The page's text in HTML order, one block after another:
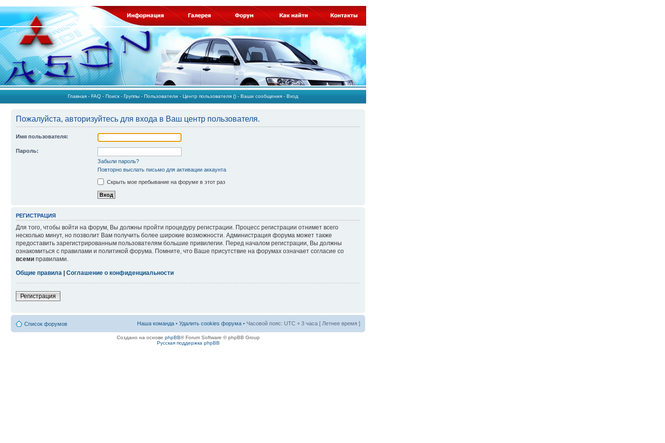
Главная - FAQ - Поиск - Группы - Пользователи - Центр пользователя () - Ваши сообщения - Вход
Пожалуйста, авторизуйтесь для входа в Ваш центр пользователя.
Имя пользователя:
Пароль:
Забыли пароль?
Повторно выслать письмо для активации аккаунта
Скрыть мое пребывание на форуме в этот раз
РЕГИСТРАЦИЯ
Для того, чтобы войти на форум, Вы должны пройти процедуру регистрации. Процесс регистрации отнимет всего
несколько минут, но позволит Вам получить более широкие возможности. Администрация форума может также
предоставить зарегистрированным пользователям большие привилегии. Перед началом регистрации, Вы должны
ознакомиться с правилами и политикой форума. Помните, что Ваше присутствие на форумах означает согласие со
всеми правилами.
Общие правила | Соглашение о конфиденциальности
Регистрация
Список форумов Наша команда • Удалить cookies форума • Часовой пояс: UTC + 3 часа [ Летнее время ]
Создано на основе phpBB® Forum Software © phpBB Group
Русская поддержка phpBB